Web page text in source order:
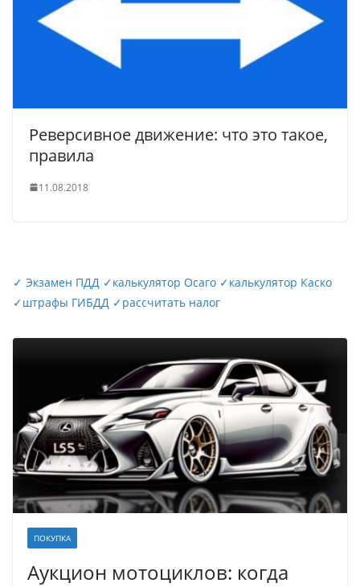
Реверсивное движение: что это такое,
правила
11.08.2018
✓ Экзамен ПДД ✓калькулятор Осаго ✓калькулятор Каско
✓штрафы ГИБДД ✓рассчитать налог
ПОКУПКА
Аукцион мотоциклов: когда